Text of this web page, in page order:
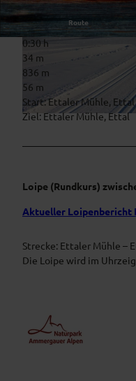
© Thorsten Unseld, Naturpark
Route
0:30 h
34 m
836 m
56 m
Start: Ettaler Mühle, Ettal
Ziel: Ettaler Mühle, Ettal
Loipe (Rundkurs)
Aktueller Loipenbericht
Strecke: Ettaler Mühle –
Die Loipe wird im